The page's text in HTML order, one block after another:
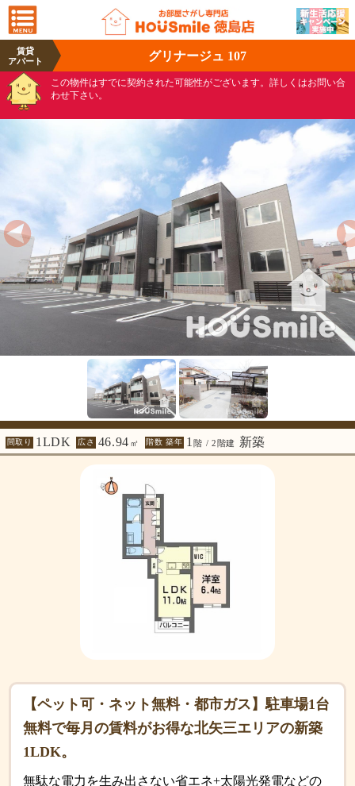
賃貸
アパート
グリナージュ 107
この物件はすでに契約された可能性がございます。詳しくはお問い合
わせ下さい。
間取り 1LDK 広さ 46.94 ㎡ 階数 築年 1 階 / 2階建 新築
【ペット可・ネット無料・都市ガス】駐車場1台
無料で毎月の賃料がお得な北矢三エリアの新築
1LDK。
無駄な電力を生み出さない省エネ+太陽光発電などの